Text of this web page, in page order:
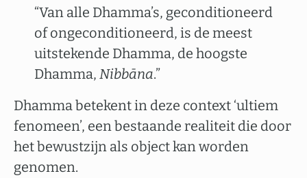
“Van alle Dhamma’s, geconditioneerd
of ongeconditioneerd, is de meest
uitstekende Dhamma, de hoogste
Dhamma, Nibbāna.”
Dhamma betekent in deze context ‘ultiem
fenomeen’, een bestaande realiteit die door
het bewustzijn als object kan worden
genomen.